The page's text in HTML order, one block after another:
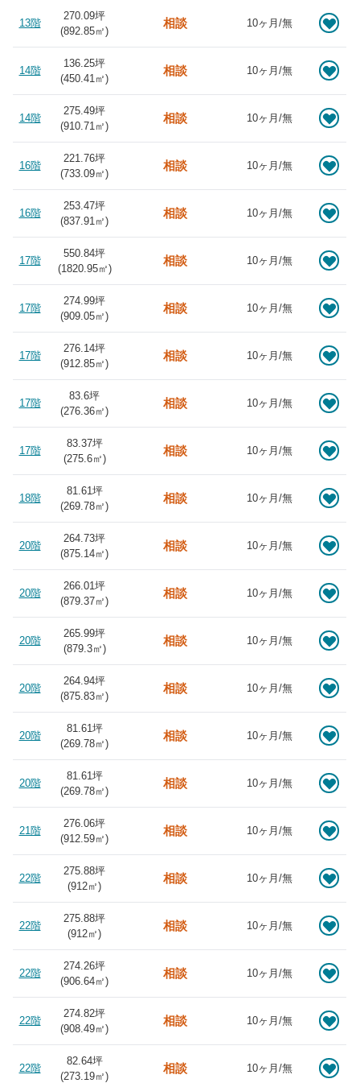
13階
270.09坪
(892.85㎡)
相談 10ヶ月/無
14階
136.25坪
(450.41㎡)
相談 10ヶ月/無
14階
275.49坪
(910.71㎡)
相談 10ヶ月/無
16階
221.76坪
(733.09㎡)
相談 10ヶ月/無
16階
253.47坪
(837.91㎡)
相談 10ヶ月/無
17階
550.84坪
(1820.95㎡)
相談 10ヶ月/無
17階
274.99坪
(909.05㎡)
相談 10ヶ月/無
17階
276.14坪
(912.85㎡)
相談 10ヶ月/無
17階
83.6坪
(276.36㎡)
相談 10ヶ月/無
17階
83.37坪
(275.6㎡)
相談 10ヶ月/無
18階
81.61坪
(269.78㎡)
相談 10ヶ月/無
20階
264.73坪
(875.14㎡)
相談 10ヶ月/無
20階
266.01坪
(879.37㎡)
相談 10ヶ月/無
20階
265.99坪
(879.3㎡)
相談 10ヶ月/無
20階
264.94坪
(875.83㎡)
相談 10ヶ月/無
20階
81.61坪
(269.78㎡)
相談 10ヶ月/無
20階
81.61坪
(269.78㎡)
相談 10ヶ月/無
21階
276.06坪
(912.59㎡)
相談 10ヶ月/無
22階
275.88坪
(912㎡)
相談 10ヶ月/無
22階
275.88坪
(912㎡)
相談 10ヶ月/無
22階
274.26坪
(906.64㎡)
相談 10ヶ月/無
22階
274.82坪
(908.49㎡)
相談 10ヶ月/無
22階
82.64坪
(273.19㎡)
相談 10ヶ月/無